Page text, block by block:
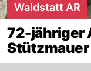
Waldstatt AR
72-jähriger
Stützmauer